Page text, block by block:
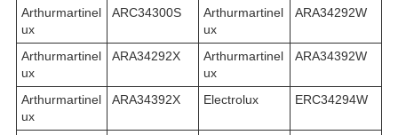
Arthurmartinel
ux
ARC34300S
Arthurmartinel
ux
ARA34292W
Arthurmartinel
ux
ARA34292X
Arthurmartinel
ux
ARA34392W
Arthurmartinel
ux
ARA34392X Electrolux ERC34294W